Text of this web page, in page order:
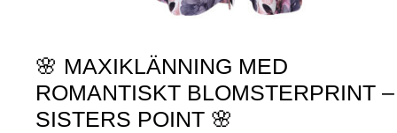
🌸 MAXIKLÄNNING MED
ROMANTISKT BLOMSTERPRINT –
SISTERS POINT 🌸